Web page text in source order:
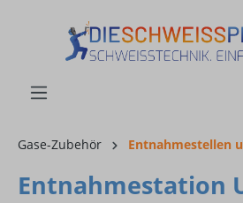
Gase-Zubehör Entnahmestellen
Entnahmestation